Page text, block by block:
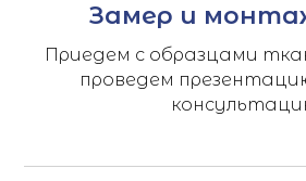
Замер и
Приедем с образцами
проведем